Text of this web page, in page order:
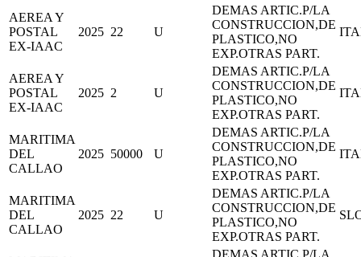
AEREA Y
POSTAL
EX-IAAC
2025 22 U
DEMAS ARTIC.P/LA
CONSTRUCCION,DE
PLASTICO,NO
EXP.OTRAS PART.
AEREA Y
POSTAL
EX-IAAC
2025 2 U
DEMAS ARTIC.P/LA
CONSTRUCCION,DE
PLASTICO,NO
EXP.OTRAS PART.
MARITIMA
DEL
CALLAO
2025 50000 U
DEMAS ARTIC.P/LA
CONSTRUCCION,DE
PLASTICO,NO
EXP.OTRAS PART.
MARITIMA
DEL
CALLAO
2025 22 U
DEMAS ARTIC.P/LA
CONSTRUCCION,DE
PLASTICO,NO
EXP.OTRAS PART.
DEMAS ARTIC.P/LA